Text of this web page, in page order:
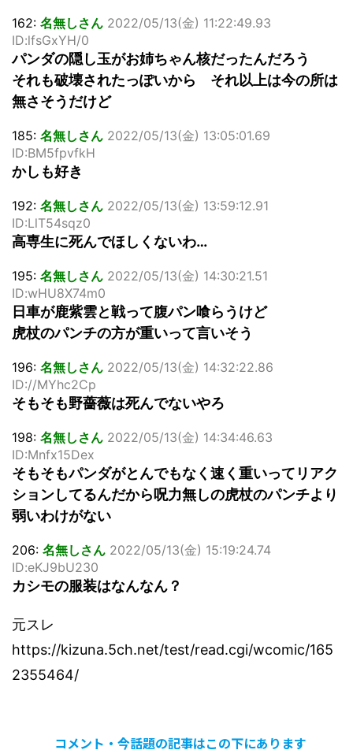
162: 名無しさん 2022/05/13(金) 11:22:49.93
ID:lfsGxYH/0
パンダの隠し玉がお姉ちゃん核だったんだろう
それも破壊されたっぽいから それ以上は今の所は
無さそうだけど
185: 名無しさん 2022/05/13(金) 13:05:01.69
ID:BM5fpvfkH
かしも好き
192: 名無しさん 2022/05/13(金) 13:59:12.91
ID:LlT54sqz0
高専生に死んでほしくないわ…
195: 名無しさん 2022/05/13(金) 14:30:21.51
ID:wHU8X74m0
日車が鹿紫雲と戦って腹パン喰らうけど
虎杖のパンチの方が重いって言いそう
196: 名無しさん 2022/05/13(金) 14:32:22.86
ID://MYhc2Cp
そもそも野薔薇は死んでないやろ
198: 名無しさん 2022/05/13(金) 14:34:46.63
ID:Mnfx15Dex
そもそもパンダがとんでもなく速く重いってリアク
ションしてるんだから呪力無しの虎杖のパンチより
弱いわけがない
206: 名無しさん 2022/05/13(金) 15:19:24.74
ID:eKJ9bU230
カシモの服装はなんなん？
元スレ
https://kizuna.5ch.net/test/read.cgi/wcomic/165
2355464/
コメント・今話題の記事はこの下にあります